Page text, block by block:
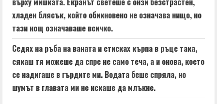
хладен блясък, който обикновено не означава нищо, но
тази нощ означаваше всичко.
Седях на ръба на ваната и стисках кърпа в ръце така,
сякаш тя можеше да спре не само теча, а и онова, което
се надигаше в гърдите ми. Водата беше спряла, но
шумът в главата ми не искаше да млъкне.